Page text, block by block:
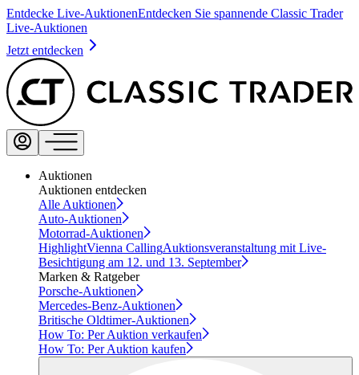
Entdecke Live-AuktionenEntdecken Sie spannende Classic Trader
Live-Auktionen
Jetzt entdecken
Auktionen
Auktionen entdecken
Alle Auktionen
Auto-Auktionen
Motorrad-Auktionen
HighlightVienna CallingAuktionsveranstaltung mit Live-
Besichtigung am 12. und 13. September
Marken & Ratgeber
Porsche-Auktionen
Mercedes-Benz-Auktionen
Britische Oldtimer-Auktionen
How To: Per Auktion verkaufen
How To: Per Auktion kaufen